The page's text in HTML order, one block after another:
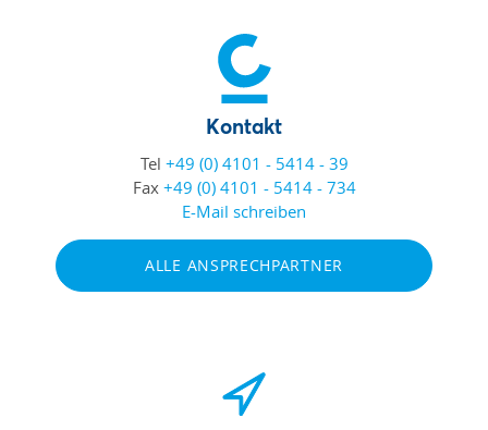
Kontakt
Tel +49 (0) 4101 - 5414 - 39
Fax +49 (0) 4101 - 5414 - 734
E-Mail schreiben
ALLE ANSPRECHPARTNER